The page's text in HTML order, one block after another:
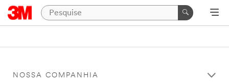
NOSSA COMPANHIA